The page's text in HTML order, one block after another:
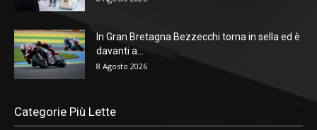
In Gran Bretagna Bezzecchi torna in sella ed è
davanti a...
8 Agosto 2026
Categorie Più Lette